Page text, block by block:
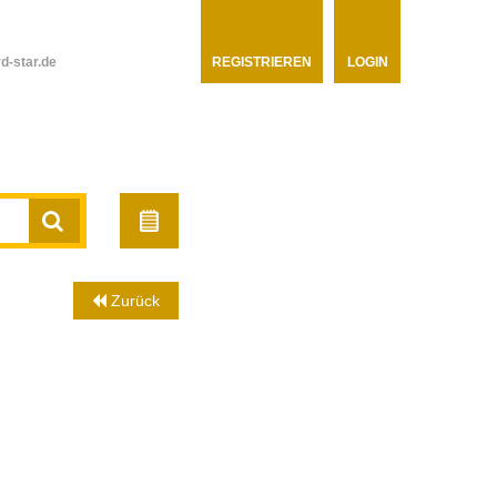
star.de REGISTRIEREN LOGIN
Zurück